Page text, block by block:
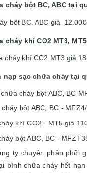
cháy bột BC, ABC tại
bột BC, ABC giá
cháy khí CO2 MT3,
cháy khí CO2 MT3 giá
nạp sạc chữa cháy tại
cháy bột ABC, BC
bột ABC, BC -
khí CO2 - MT5 giá
bột ABC, BC -
ty chuyên phân phối
bình chữa cháy hết